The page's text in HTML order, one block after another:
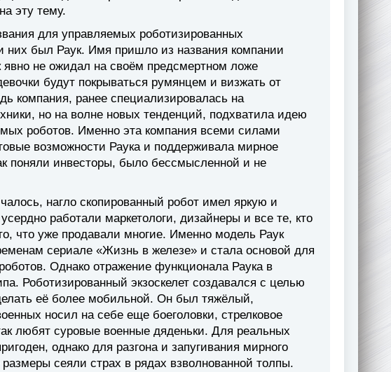
эту тему.
для управляемых роботизированных
них был Раук. Имя пришло из названия компании
не ожидал на своём предсмертном ложе
будут покрываться румянцем и визжать от
компания, ранее специализировалась на
но на волне новых тенденций, подхватила идею
роботов. Именно эта компания всеми силами
возможности Раука и поддерживала мирное
поняли инвесторы, было бессмысленной и не
нагло скопированный робот имел яркую и
работали маркетологи, дизайнеры и все те, кто
что уже продавали многие. Именно модель Раук
сериале «Жизнь в железе» и стала основой для
Однако отражение функционала Раука в
Роботизированный экзоскелет создавался с целью
её более мобильной. Он был тяжёлый,
носил на себе еще боеголовки, стрелковое
любят суровые военные дяденьки. Для реальных
однако для разгона и запугивания мирного
сеяли страх в рядах взволнованной толпы.